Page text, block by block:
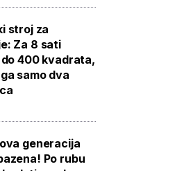
stroj za
Za 8 sati
400 kvadrata,
samo dva
generacija
Po rubu